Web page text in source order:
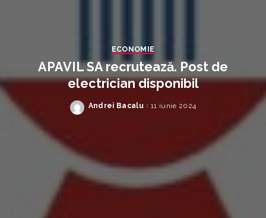
ECONOMIE
APAVIL SA recrutează. Post de
electrician disponibil
Posted
Andrei Bacalu 11 iunie 2024